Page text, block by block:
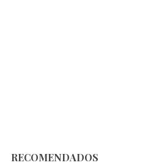
RECOMENDADOS